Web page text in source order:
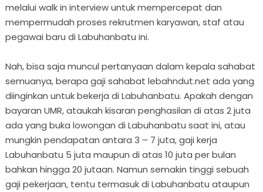
melalui walk in interview untuk mempercepat dan
mempermudah proses rekrutmen karyawan, staf atau
pegawai baru di Labuhanbatu ini.
Nah, bisa saja muncul pertanyaan dalam kepala sahabat
semuanya, berapa gaji sahabat lebahndut.net ada yang
diinginkan untuk bekerja di Labuhanbatu. Apakah dengan
bayaran UMR, ataukah kisaran penghasilan di atas 2 juta
ada yang buka lowongan di Labuhanbatu saat ini, atau
mungkin pendapatan antara 3 – 7 juta, gaji kerja
Labuhanbatu 5 juta maupun di atas 10 juta per bulan
bahkan hingga 20 jutaan. Namun semakin tinggi sebuah
gaji pekerjaan, tentu termasuk di Labuhanbatu ataupun